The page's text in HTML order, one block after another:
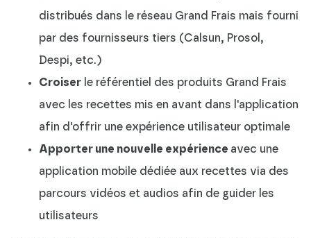
distribués dans le réseau Grand Frais mais fourni
par des fournisseurs tiers (Calsun, Prosol,
Despi, etc.)
Croiser le référentiel des produits Grand Frais
avec les recettes mis en avant dans l'application
afin d'offrir une expérience utilisateur optimale
Apporter une nouvelle expérience avec une
application mobile dédiée aux recettes via des
parcours vidéos et audios afin de guider les
utilisateurs